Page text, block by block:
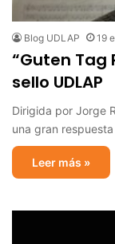
Blog UDLAP 19
“Guten Tag
sello UDLAP
Dirigida por Jorge
una gran
Leer más »